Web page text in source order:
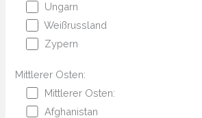
Ungarn
Weißrussland
Zypern
Mittlerer Osten:
Mittlerer Osten:
Afghanistan